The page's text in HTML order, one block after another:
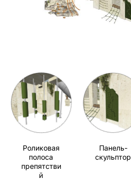
Роликовая
полоса
препятстви
й
Панель-
скульптор